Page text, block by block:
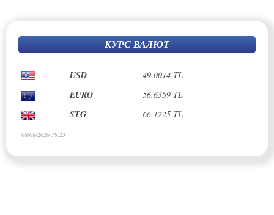
КУРС ВАЛЮТ
USD 49.0014 TL
EURO 56.6359 TL
STG 66.1225 TL
08/08/2026 19:23